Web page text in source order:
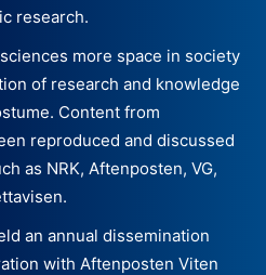
research.
more space in society
of research and knowledge
Content from
reproduced and discussed
as NRK, Aftenposten, VG,
an annual dissemination
with Aftenposten Viten